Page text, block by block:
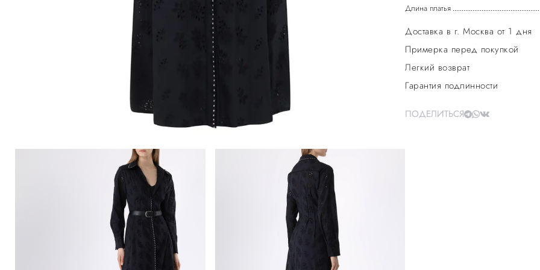
Длина платья
Доставка в г. Москва от 1 дня
Примерка перед покупкой
Легкий возврат
Гарантия подлинности
ПОДЕЛИТЬСЯ